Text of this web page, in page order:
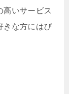
高いサービス
きな方にはぴ